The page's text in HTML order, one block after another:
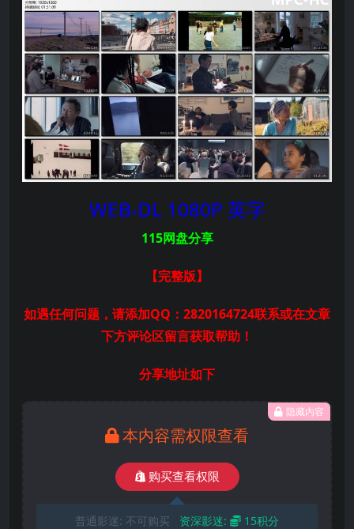
WEB-DL 1080P 英字
115网盘分享
【完整版】
如遇任何问题，请添加QQ：2820164724联系或在文章
下方评论区留言获取帮助！
分享地址如下
隐藏内容
本内容需权限查看
购买查看权限
普通影迷: 不可购买 资深影迷:
15积分